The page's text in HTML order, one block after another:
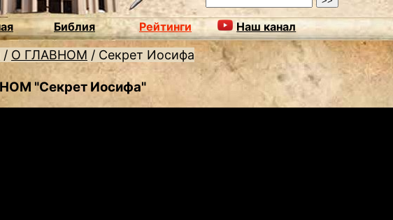
Библия Рейтинги Наш канал
/ О ГЛАВНОМ / Секрет Иосифа
"Секрет Иосифа"